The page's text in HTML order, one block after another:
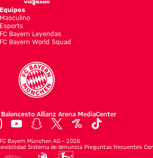
Equipos
Masculino
Esports
FC Bayern Leyendas
FC Bayern World Squad
Baloncesto Allianz Arena MediaCenter
FC Bayern München AG – 2026
Sistema de denuncia Preguntas frecuentes